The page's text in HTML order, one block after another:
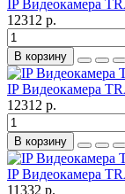
IP Видеокамера
12312 р.
В корзину
IP Видеокамера
12312 р.
В корзину
IP Видеокамера
11332 р.